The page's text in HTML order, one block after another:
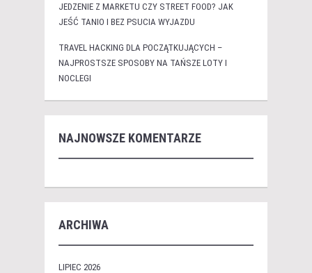
JEDZENIE Z MARKETU CZY STREET FOOD? JAK
JEŚĆ TANIO I BEZ PSUCIA WYJAZDU
TRAVEL HACKING DLA POCZĄTKUJĄCYCH –
NAJPROSTSZE SPOSOBY NA TAŃSZE LOTY I
NOCLEGI
NAJNOWSZE KOMENTARZE
ARCHIWA
LIPIEC 2026